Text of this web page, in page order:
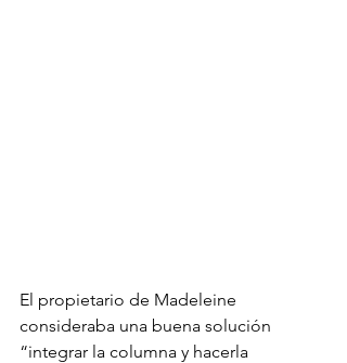
El propietario de Madeleine
consideraba una buena solución
“integrar la columna y hacerla